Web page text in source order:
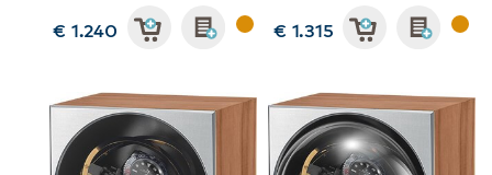
€ 1.240
€ 1.315